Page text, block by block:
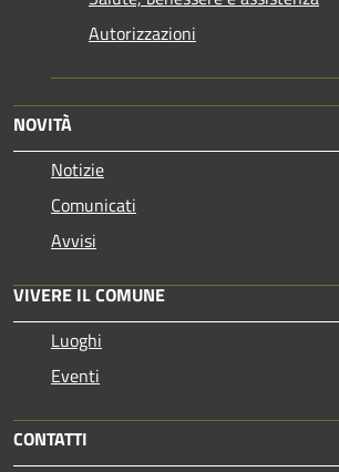
Autorizzazioni
NOVITÀ
Notizie
Comunicati
Avvisi
VIVERE IL COMUNE
Luoghi
Eventi
CONTATTI